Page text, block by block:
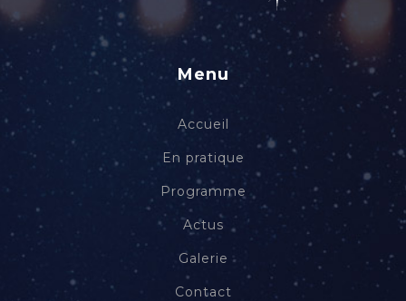
Menu
Accueil
En pratique
Programme
Actus
Galerie
Contact